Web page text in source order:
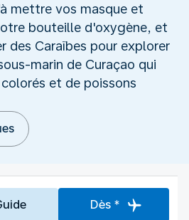
mettre vos masque et
bouteille d'oxygène, et
des Caraïbes pour explorer
marin de Curaçao qui
et de poissons
Dès *